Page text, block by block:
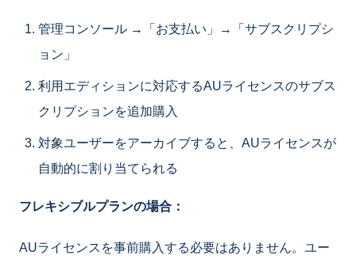
管理コンソール →「お支払い」→「サブスクリプシ
ョン」
利用エディションに対応するAUライセンスのサブス
クリプションを追加購入
対象ユーザーをアーカイブすると、AUライセンスが
自動的に割り当てられる
フレキシブルプランの場合：
AUライセンスを事前購入する必要はありません。ユー